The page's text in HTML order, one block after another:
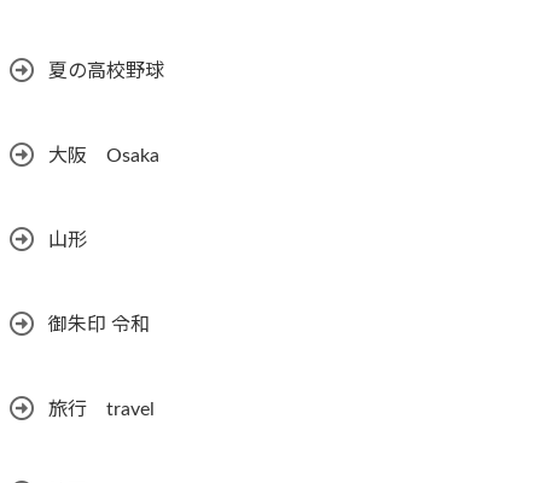
夏の高校野球
大阪 Osaka
山形
御朱印 令和
旅行 travel